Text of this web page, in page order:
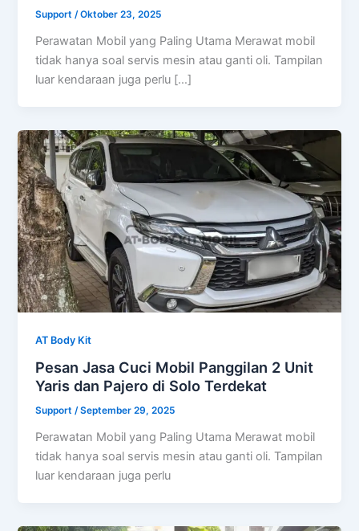
Support/Oktober 23, 2025
Perawatan Mobil yang Paling Utama Merawat mobil
tidak hanya soal servis mesin atau ganti oli. Tampilan
luar kendaraan juga perlu […]
AT Body Kit
Pesan Jasa Cuci Mobil Panggilan 2 Unit
Yaris dan Pajero di Solo Terdekat
Support/September 29, 2025
Perawatan Mobil yang Paling Utama Merawat mobil
tidak hanya soal servis mesin atau ganti oli. Tampilan
luar kendaraan juga perlu